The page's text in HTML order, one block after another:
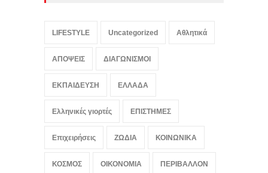
LIFESTYLE,ΠΟΛΙΤΙΣΜΟΣ
LIFESTYLE Uncategorized Αθλητικά
ΑΠΟΨΕΙΣ ΔΙΑΓΩΝΙΣΜΟΙ
ΕΚΠΑΙΔΕΥΣΗ ΕΛΛΑΔΑ
Ελληνικές γιορτές ΕΠΙΣΤΗΜΕΣ
Επιχειρήσεις ΖΩΔΙΑ ΚΟΙΝΩΝΙΚΑ
ΚΟΣΜΟΣ ΟΙΚΟΝΟΜΙΑ ΠΕΡΙΒΑΛΛΟΝ